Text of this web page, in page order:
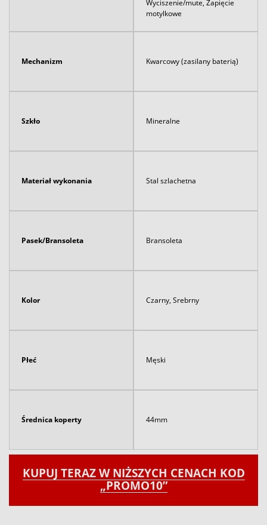
Wyciszenie/mute, Zapięcie
motylkowe
Mechanizm Kwarcowy (zasilany baterią)
Szkło Mineralne
Materiał wykonania Stal szlachetna
Pasek/Bransoleta Bransoleta
Kolor Czarny, Srebrny
Płeć Męski
Średnica koperty 44mm
KUPUJ TERAZ W NIŻSZYCH CENACH KOD
„PROMO10”